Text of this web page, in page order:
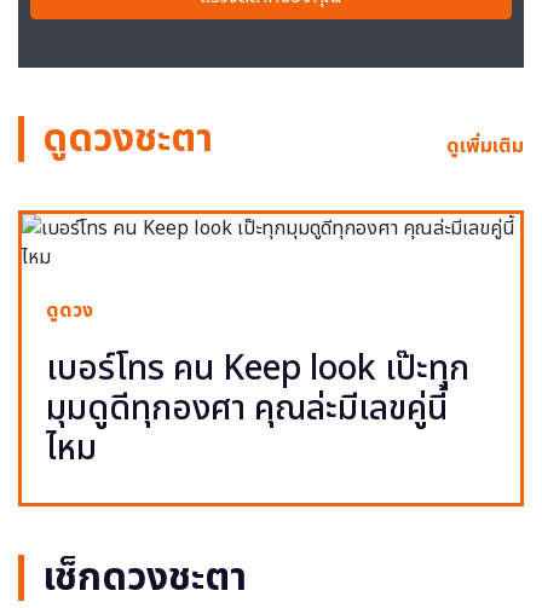
ดูดวงชะตา ดูเพิ่มเติม
ดูดวง
เบอร์โทร คน Keep look เป๊ะทุก
มุมดูดีทุกองศา คุณล่ะมีเลขคู่นี้
ไหม
เช็กดวงชะตา